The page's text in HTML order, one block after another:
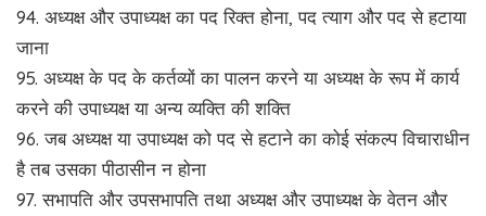
94. अध्यक्ष और उपाध्यक्ष का पद रिक्त होना, पद त्याग और पद से हटाया
जाना
95. अध्यक्ष के पद के कर्तव्यों का पालन करने या अध्यक्ष के रूप में कार्य
करने की उपाध्यक्ष या अन्य व्यक्ति की शक्ति
96. जब अध्यक्ष या उपाध्यक्ष को पद से हटाने का कोई संकल्प विचाराधीन
है तब उसका पीठासीन न होना
97. सभापति और उपसभापति तथा अध्यक्ष और उपाध्यक्ष के वेतन और